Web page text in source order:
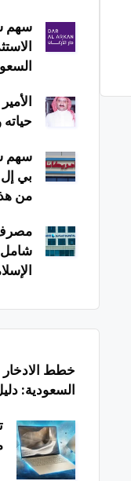
سهم
سهم
بي
من هذه
مصرف
شامل
خطط الادخار
السعودية: